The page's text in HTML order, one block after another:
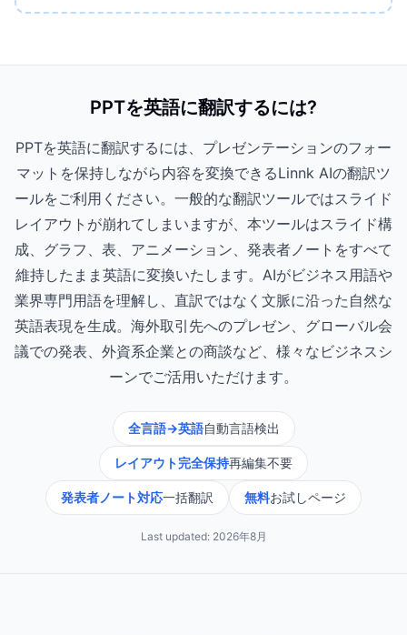
PPTを英語に翻訳するには?
PPTを英語に翻訳するには、プレゼンテーションのフォー
マットを保持しながら内容を変換できるLinnk AIの翻訳ツ
ールをご利用ください。一般的な翻訳ツールではスライド
レイアウトが崩れてしまいますが、本ツールはスライド構
成、グラフ、表、アニメーション、発表者ノートをすべて
維持したまま英語に変換いたします。AIがビジネス用語や
業界専門用語を理解し、直訳ではなく文脈に沿った自然な
英語表現を生成。海外取引先へのプレゼン、グローバル会
議での発表、外資系企業との商談など、様々なビジネスシ
ーンでご活用いただけます。
全言語→英語自動言語検出
レイアウト完全保持再編集不要
発表者ノート対応一括翻訳 無料お試しページ
Last updated: 2026年8月